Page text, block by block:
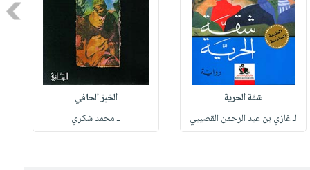
شقة الحرية
لـ غازي بن عبد الرحمن القصيبي
الخبز الحافي
لـ محمد شكري